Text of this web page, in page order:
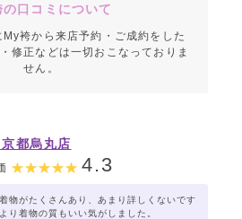
口コミについて
袴から来店予約・ご成約をした
修正などは一切おこなっておりま
せん。
都烏丸店
4.3
物がたくさんあり、あまり詳しくないです
り着物の質もいい気がしました。